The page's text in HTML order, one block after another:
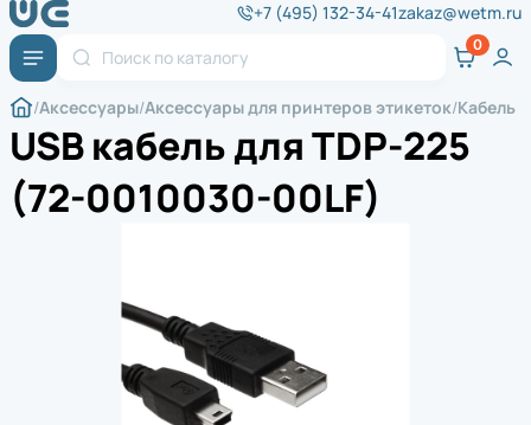
+7 (495) 132-34-41zakaz@wetm.ru
Аксессуары Аксессуары для принтеров этикеток Кабель
USB кабель для TDP-225
(72-0010030-00LF)